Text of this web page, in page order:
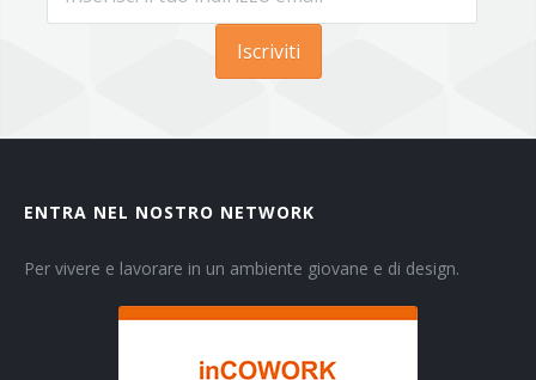
Iscriviti
ENTRA NEL NOSTRO NETWORK
Per vivere e lavorare in un ambiente giovane e di design.